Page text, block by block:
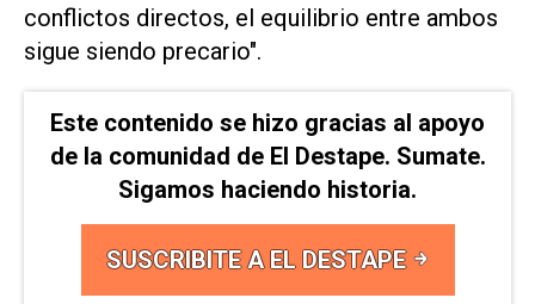
conflictos directos, el equilibrio entre ambos
sigue siendo precario".
Este contenido se hizo gracias al apoyo
de la comunidad de El Destape. Sumate.
Sigamos haciendo historia.
SUSCRIBITE A EL DESTAPE